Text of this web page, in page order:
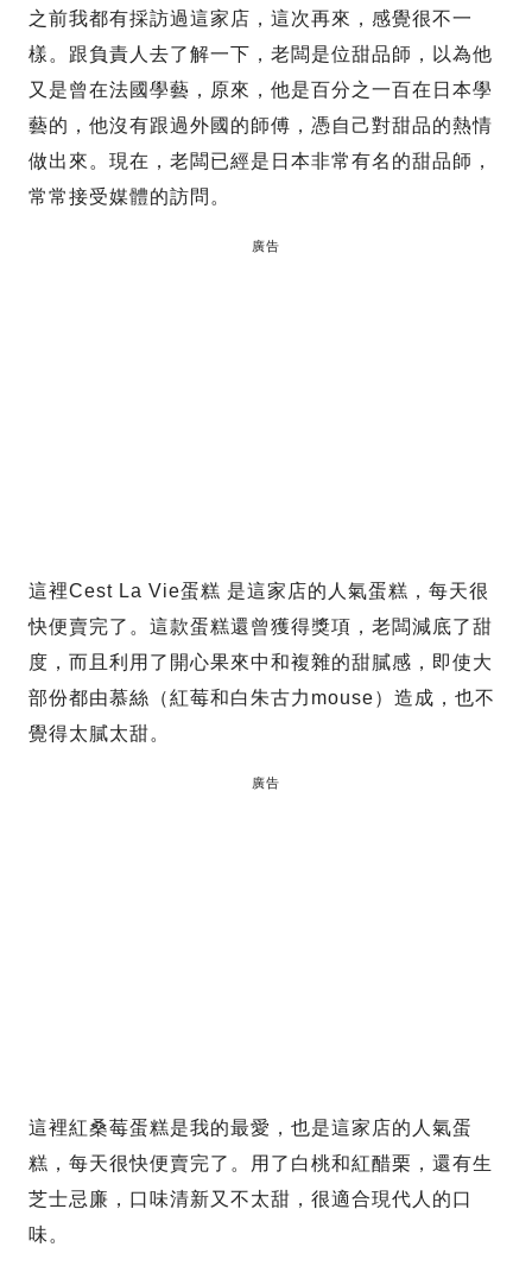
之前我都有採訪過這家店，這次再來，感覺很不一
樣。跟負責人去了解一下，老闆是位甜品師，以為他
又是曾在法國學藝，原來，他是百分之一百在日本學
藝的，他沒有跟過外國的師傅，憑自己對甜品的熱情
做出來。現在，老闆已經是日本非常有名的甜品師，
常常接受媒體的訪問。
廣告
這裡Cest La Vie蛋糕 是這家店的人氣蛋糕，每天很
快便賣完了。這款蛋糕還曾獲得獎項，老闆減底了甜
度，而且利用了開心果來中和複雜的甜膩感，即使大
部份都由慕絲（紅莓和白朱古力mouse）造成，也不
覺得太膩太甜。
廣告
這裡紅桑莓蛋糕是我的最愛，也是這家店的人氣蛋
糕，每天很快便賣完了。用了白桃和紅醋栗，還有生
芝士忌廉，口味清新又不太甜，很適合現代人的口
味。